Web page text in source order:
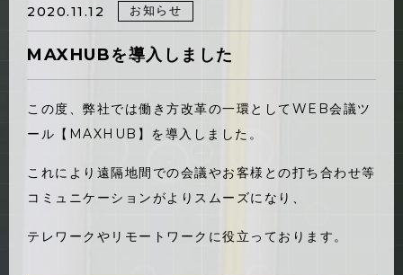
2020.11.12 お知らせ
MAXHUBを導入しました
この度、弊社では働き方改革の一環としてWEB会議ツ
ール【MAXHUB】を導入しました。
これにより遠隔地間での会議やお客様との打ち合わせ等
コミュニケーションがよりスムーズになり、
テレワークやリモートワークに役立っております。